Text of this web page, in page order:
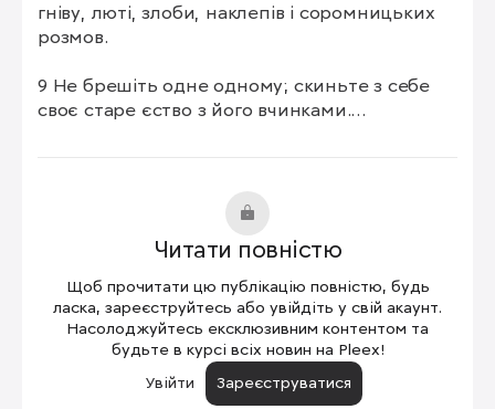
гніву, люті, злоби, наклепів і соромницьких
розмов.
9 Не брешіть одне одному; скиньте з себе
своє старе єство з його вчинками.
зростаєте в розумінні Того, Хто створив вас,
11 Тож, у цьому новому житті, немає різниці
між юдеєм і поганином, між обрізаним і
необрізаним, між варваром і скифом, рабом
чи вільним. Має значення лише Христос,
Який живе в усіх вас.
Читати повністю
Щоб прочитати цю публікацію повністю, будь
ласка, зареєструйтесь або увійдіть у свій акаунт.
Насолоджуйтесь ексклюзивним контентом та
будьте в курсі всіх новин на Pleex!
Увійти
Зареєструватися